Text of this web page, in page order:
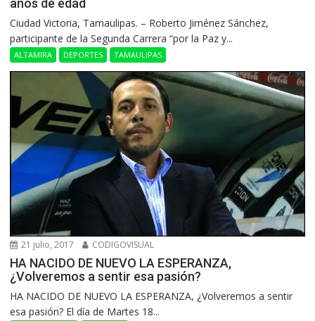
Ciudad Victoria, Tamaulipas. – Roberto Jiménez Sánchez,
participante de la Segunda Carrera “por la Paz y...
ALTAMIRA DEPORTES TAMAULIPAS
21 julio, 2017 CODIGOVISUAL
HA NACIDO DE NUEVO LA ESPERANZA,
¿Volveremos a sentir esa pasión?
HA NACIDO DE NUEVO LA ESPERANZA, ¿Volveremos a sentir
esa pasión? El día de Martes 18...